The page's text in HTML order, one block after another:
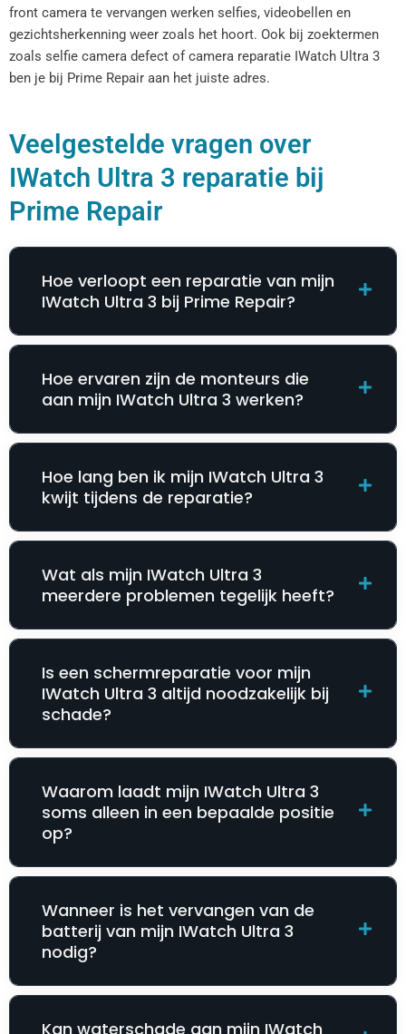
front camera te vervangen werken selfies, videobellen en
gezichtsherkenning weer zoals het hoort. Ook bij zoektermen
zoals selfie camera defect of camera reparatie IWatch Ultra 3
ben je bij Prime Repair aan het juiste adres.
Veelgestelde vragen over
IWatch Ultra 3 reparatie bij
Prime Repair
Hoe verloopt een reparatie van mijn
IWatch Ultra 3 bij Prime Repair?
Hoe ervaren zijn de monteurs die
aan mijn IWatch Ultra 3 werken?
Hoe lang ben ik mijn IWatch Ultra 3
kwijt tijdens de reparatie?
Wat als mijn IWatch Ultra 3
meerdere problemen tegelijk heeft?
Is een schermreparatie voor mijn
IWatch Ultra 3 altijd noodzakelijk bij
schade?
Waarom laadt mijn IWatch Ultra 3
soms alleen in een bepaalde positie
op?
Wanneer is het vervangen van de
batterij van mijn IWatch Ultra 3
nodig?
Kan waterschade aan mijn IWatch